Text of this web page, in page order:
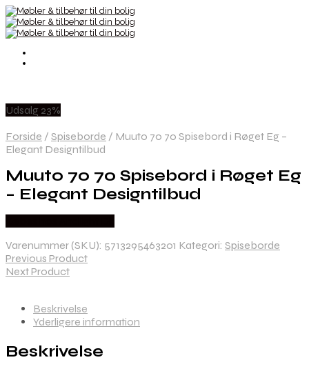
Udsalg 23%
Forside / Spiseborde / Muuto 70 70 Spisebord i Røget Eg –
Elegant Designtilbud
Muuto 70 70 Spisebord i Røget Eg
– Elegant Designtilbud
Varenummer (SKU): 5713295463201 Kategori: Spiseborde
Previous Product
Next Product
Beskrivelse
Yderligere information
Beskrivelse